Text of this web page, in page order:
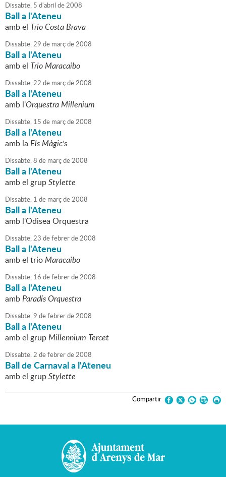
Dissabte, 5 d'abril de2008
Ball a l'Ateneu
amb el Trio Costa Brava
Dissabte,29 de marçde2008
Ball a l'Ateneu
amb el Trio Maracaibo
Dissabte,22 de marçde2008
Ball a l'Ateneu
amb l'Orquestra Millenium
Dissabte, 15 de marçde2008
Ball a l'Ateneu
amb la Els Màgic's
Dissabte,8 de marçde2008
Ball a l'Ateneu
amb el grupStylette
Dissabte, 1 de marçde2008
Ball a l'Ateneu
amb l'Odisea Orquestra
Dissabte,23 defebrerde2008
Ball a l'Ateneu
amb el trioMaracaibo
Dissabte, 16 defebrerde2008
Ball a l'Ateneu
ambParadís Orquestra
Dissabte,9 defebrerde2008
Ball a l'Ateneu
amb el grupMillennium Tercet
Dissabte,2 defebrerde2008
Ball de Carnaval a l'Ateneu
amb el grupStylette
Compartir